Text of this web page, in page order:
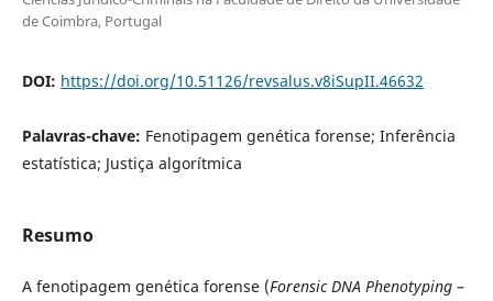
de Coimbra, Portugal
DOI: https://doi.org/10.51126/revsalus.v8iSupII.46632
Palavras-chave: Fenotipagem genética forense; Inferência
estatística; Justiça algorítmica
Resumo
A fenotipagem genética forense (Forensic DNA Phenotyping–